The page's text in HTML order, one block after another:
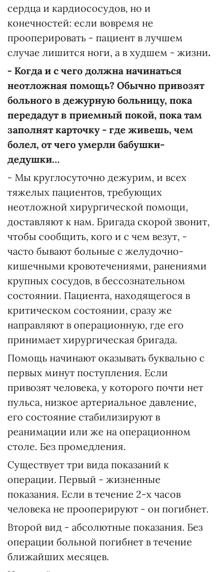
сердца и кардиососудов, но и
конечностей: если вовремя не
прооперировать - пациент в лучшем
случае лишится ноги, а в худшем - жизни.
- Когда и с чего должна начинаться
неотложная помощь? Обычно привозят
больного в дежурную больницу, пока
передадут в приемный покой, пока там
заполнят карточку - где живешь, чем
болел, от чего умерли бабушки-
дедушки…
- Мы круглосуточно дежурим, и всех
тяжелых пациентов, требующих
неотложной хирургической помощи,
доставляют к нам. Бригада скорой звонит,
чтобы сообщить, кого и с чем везут, -
часто бывают больные с желудочно-
кишечными кровотечениями, ранениями
крупных сосудов, в бессознательном
состоянии. Пациента, находящегося в
критическом состоянии, сразу же
направляют в операционную, где его
принимает хирургическая бригада.
Помощь начинают оказывать буквально с
первых минут поступления. Если
привозят человека, у которого почти нет
пульса, низкое артериальное давление,
его состояние стабилизируют в
реанимации или же на операционном
столе. Без промедления.
Существует три вида показаний к
операции. Первый - жизненные
показания. Если в течение 2-х часов
человека не прооперируют - он погибнет.
Второй вид - абсолютные показания. Без
операции больной погибнет в течение
ближайших месяцев.